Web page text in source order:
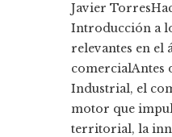
Javier Torres
Introducción a
relevantes en el
comercialAntes
Industrial, el
motor que
territorial, la